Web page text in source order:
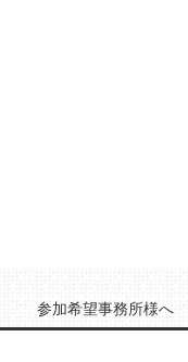
参加希望事務所様へ